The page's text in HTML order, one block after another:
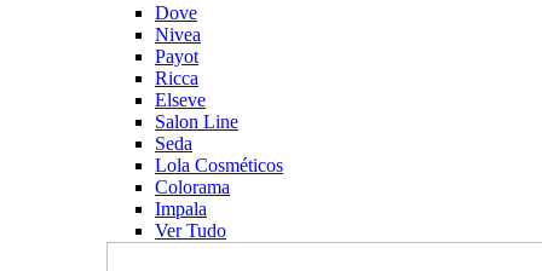
Dove
Nivea
Payot
Ricca
Elseve
Salon Line
Seda
Lola Cosméticos
Colorama
Impala
Ver Tudo